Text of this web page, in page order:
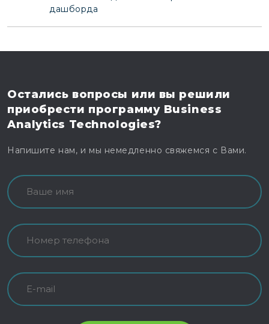
дашборда
Остались вопросы или вы решили
приобрести программу Business
Analytics Technologies?
Напишите нам, и мы немедленно свяжемся с Вами.